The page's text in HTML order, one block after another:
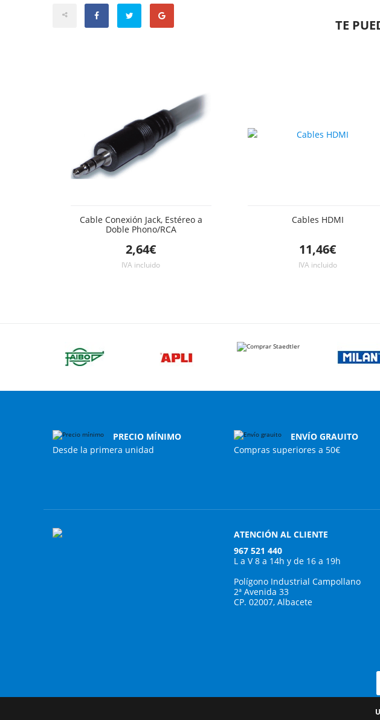
TE
Cable Conexión Jack, Estéreo a
Doble Phono/RCA
2,64€
IVA incluido
Cables HDMI
11,46€
IVA incluido
PRECIO MÍNIMO
Desde la primera unidad
ENVÍO GRAUITO
Compras superiores a 50€
ATENCIÓN AL CLIENTE
967 521 440
L a V 8 a 14h y de 16 a 19h
Polígono Industrial Campollano
2ª Avenida 33
CP. 02007, Albacete